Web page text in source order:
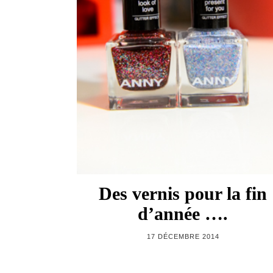
Des vernis pour la fin
d’année ….
17 DÉCEMBRE 2014